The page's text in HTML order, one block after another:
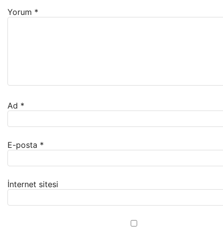
Yorum *
Ad *
E-posta *
İnternet sitesi